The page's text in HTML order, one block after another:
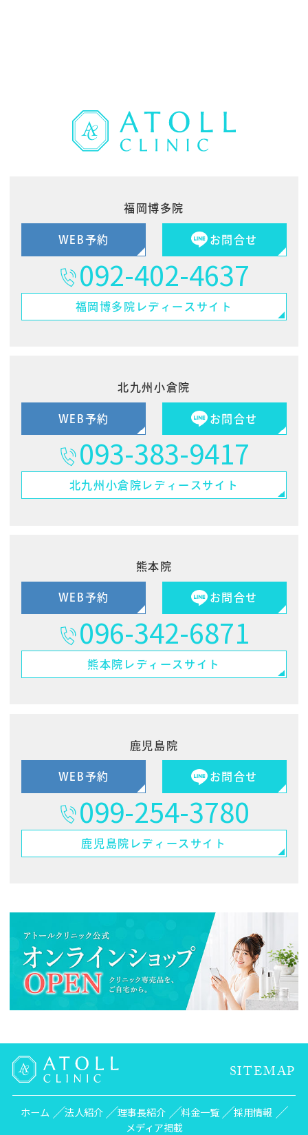
福岡博多院
WEB予約 お問合せ
092-402-4637
福岡博多院 レディースサイト
北九州小倉院
WEB予約 お問合せ
093-383-9417
北九州小倉院 レディースサイト
熊本院
WEB予約 お問合せ
096-342-6871
熊本院 レディースサイト
鹿児島院
WEB予約 お問合せ
099-254-3780
鹿児島院 レディースサイト
SITEMAP
ホーム 法人紹介 理事長紹介 料金一覧
採用情報
メディア掲載